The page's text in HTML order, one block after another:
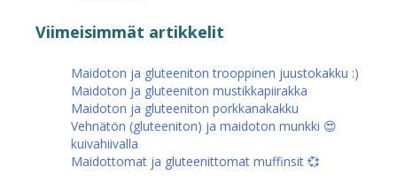
Viimeisimmät artikkelit
Maidoton ja gluteeniton trooppinen juustokakku :)
Maidoton ja gluteeniton mustikkapiirakka
Maidoton ja gluteeniton porkkanakakku
Vehnätön (gluteeniton) ja maidoton munkki 😍
kuivahiivalla
Maidottomat ja gluteenittomat muffinsit 💞